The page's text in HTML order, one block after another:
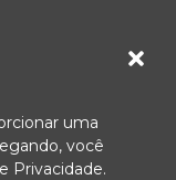
uma
você
Privacidade.
Privacidade